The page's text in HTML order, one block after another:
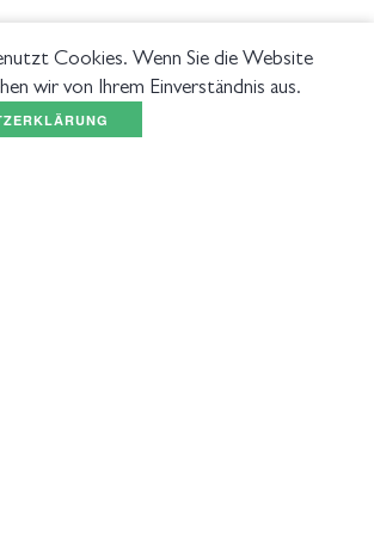
Cookies. Wenn Sie die Website
wir von Ihrem Einverständnis aus.